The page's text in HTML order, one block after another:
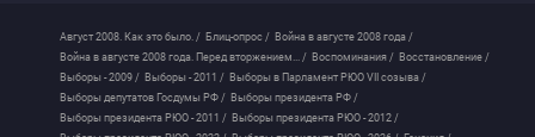
Август 2008. Как это было. / Блиц-опрос / Война в августе 2008 года /
Война в августе 2008 года. Перед вторжением... / Воспоминания / Восстановление /
Выборы - 2009 / Выборы - 2011 / Выборы в Парламент РЮО VII созыва /
Выборы депутатов Госдумы РФ / Выборы президента РФ /
Выборы президента РЮО - 2011 / Выборы президента РЮО - 2012 /